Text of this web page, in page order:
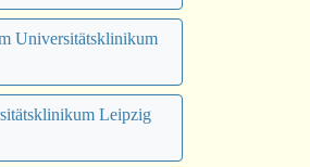
Universitätsklinikum
Leipzig